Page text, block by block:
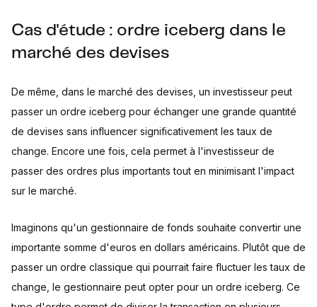
Cas d'étude : ordre iceberg dans le
marché des devises
De même, dans le marché des devises, un investisseur peut
passer un ordre iceberg pour échanger une grande quantité
de devises sans influencer significativement les taux de
change. Encore une fois, cela permet à l'investisseur de
passer des ordres plus importants tout en minimisant l'impact
sur le marché.
Imaginons qu'un gestionnaire de fonds souhaite convertir une
importante somme d'euros en dollars américains. Plutôt que de
passer un ordre classique qui pourrait faire fluctuer les taux de
change, le gestionnaire peut opter pour un ordre iceberg. Ce